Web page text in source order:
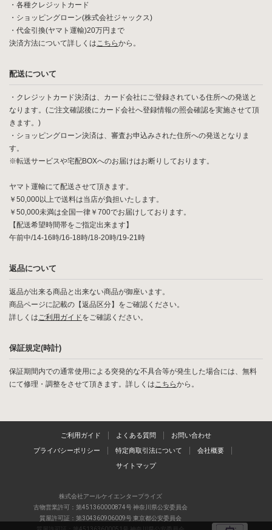
・各種クレジットカード
・ショッピングローン(株式会社ジャックス)
・代金引換(ヤマト運輸)20万円まで
決済方法について詳しくはこちらから。
配送について
・クレジットカード決済は、カード会社にご登録されている住所への発送と
なります。(ご注文確認後にカード会社へ登録情報の照会確認を実施させて頂
きます。)
・ショッピングローン決済は、審査お申込みされた住所への発送となりま
す。
※転送サービスや宅配BOXへのお届けはお断りしております。
ヤマト運輸にて配送させて頂きます。
￥50,000以上で送料は当店が負担いたします。
￥50,000未満は全国一律￥700でお届けしております。
【配送希望時間帯をご指定出来ます】
午前中/14-16時/16-18時/18-20時/19-21時
返品について
返品が出来る商品と出来ない商品が御座います。
商品ページに記載の【返品区分】をご確認ください。
詳しくはご利用ガイドをご確認ください。
保証規定(時計)
保証期間内での通常使用による突発的な不具合等が発生した場合には、無料
にて修理・調整をさせて頂きます。詳しくはこちらから。
ご利用ガイド よくある質問 お問い合わせ
プライバシーポリシー 特定商取引法について 会社概要
サイトマップ
株式会社アールケイエンタープライズ
古物営業許可：第451360000874号 神奈川県公安委員会
質屋許可証：第304360906009号 東京都公安委員会